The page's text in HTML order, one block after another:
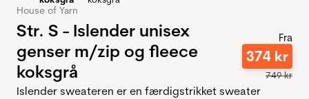
House of Yarn
Str. S - Islender unisex
genser m/zip og fleece
koksgrå
Fra
374 kr
749kr
Islender sweateren er en færdigstrikket sweater